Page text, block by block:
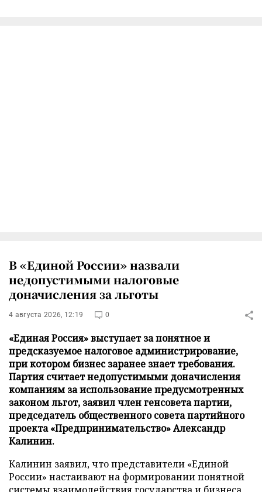
В «Единой России» назвали
недопустимыми налоговые
доначисления за льготы
4 августа 2026, 12:19 0
«Единая Россия» выступает за понятное и
предсказуемое налоговое администрирование,
при котором бизнес заранее знает требования.
Партия считает недопустимыми доначисления
компаниям за использование предусмотренных
законом льгот, заявил член генсовета партии,
председатель общественного совета партийного
проекта «Предпринимательство» Александр
Калинин.
Калинин заявил, что представители «Единой
России» настаивают на формировании понятной